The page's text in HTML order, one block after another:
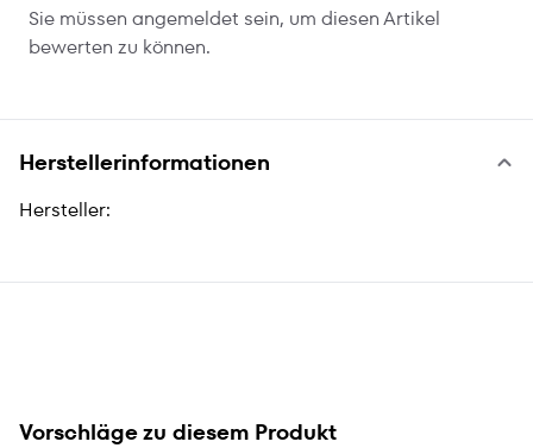
Sie müssen angemeldet sein, um diesen Artikel
bewerten zu können.
Herstellerinformationen
Hersteller:
Vorschläge zu diesem Produkt